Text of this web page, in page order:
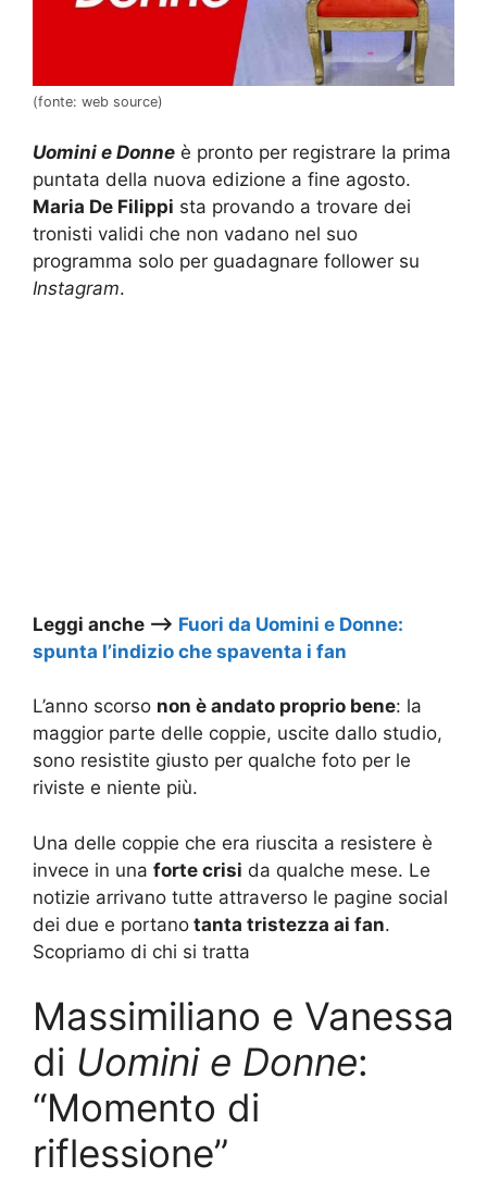
(fonte: web source)
Uomini e Donne è pronto per registrare la prima
puntata della nuova edizione a fine agosto.
Maria De Filippi sta provando a trovare dei
tronisti validi che non vadano nel suo
programma solo per guadagnare follower su
Instagram.
Leggi anche –> Fuori da Uomini e Donne:
spunta l’indizio che spaventa i fan
L’anno scorso non è andato proprio bene: la
maggior parte delle coppie, uscite dallo studio,
sono resistite giusto per qualche foto per le
riviste e niente più.
Una delle coppie che era riuscita a resistere è
invece in una forte crisi da qualche mese. Le
notizie arrivano tutte attraverso le pagine social
dei due e portano tanta tristezza ai fan.
Scopriamo di chi si tratta
Massimiliano e Vanessa
di Uomini e Donne:
“Momento di
riflessione”